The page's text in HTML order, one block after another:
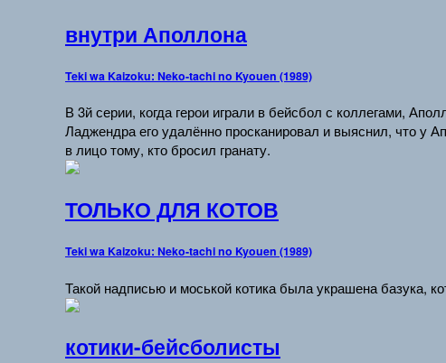
внутри Аполлона
Teki wa Kaizoku: Neko-tachi no Kyouen (1989)
В 3й серии, когда герои играли в бейсбол с коллегами,
Ладжендра его удалённо просканировал и выяснил, что у
в лицо тому, кто бросил гранату.
ТОЛЬКО ДЛЯ КОТОВ
Teki wa Kaizoku: Neko-tachi no Kyouen (1989)
Такой надписью и моськой котика была украшена базука,
котики-бейсболисты